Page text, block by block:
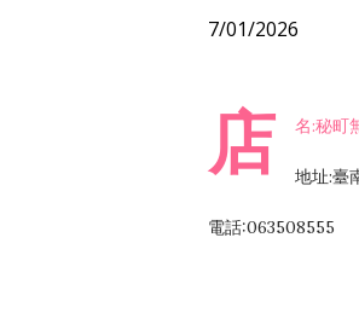
7/01/2026
店 名:秘町
地址:臺
電話:063508555